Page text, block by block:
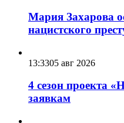
Мария Захарова
нацистского
13:3305 авг 2026
4 сезон проекта
заявкам